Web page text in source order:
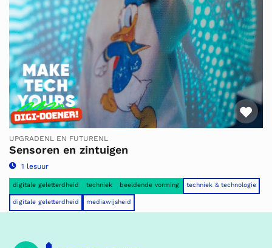
UPGRADENL EN FUTURENL
Sensoren en zintuigen
1 lesuur
digitale geletterdheid techniek beeldende vorming techniek & technologie
digitale geletterdheid mediawijsheid